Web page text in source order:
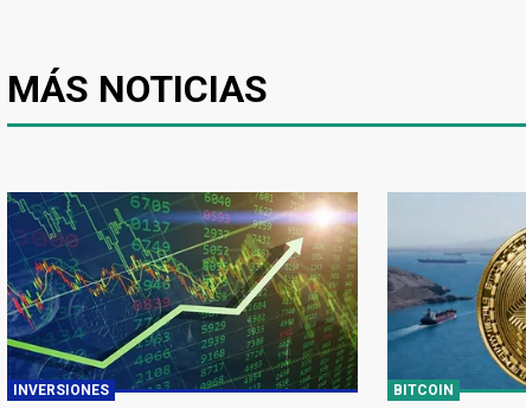
MÁS NOTICIAS
INVERSIONES BITCOIN